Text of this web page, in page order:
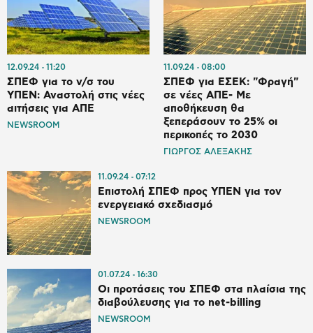
12.09.24 11:20
ΣΠΕΦ για το ν/σ του
ΥΠΕΝ: Αναστολή στις νέες
αιτήσεις για ΑΠΕ
NEWSROOM
11.09.24 08:00
ΣΠΕΦ για ΕΣΕΚ: "Φραγή"
σε νέες ΑΠΕ- Με
αποθήκευση θα
ξεπεράσουν το 25% οι
περικοπές το 2030
ΓΙΩΡΓΟΣ ΑΛΕΞΑΚΗΣ
11.09.24 07:12
Επιστολή ΣΠΕΦ προς ΥΠΕΝ για τον
ενεργειακό σχεδιασμό
NEWSROOM
01.07.24 16:30
Οι προτάσεις του ΣΠΕΦ στα πλαίσια της
διαβούλευσης για το net-billing
NEWSROOM